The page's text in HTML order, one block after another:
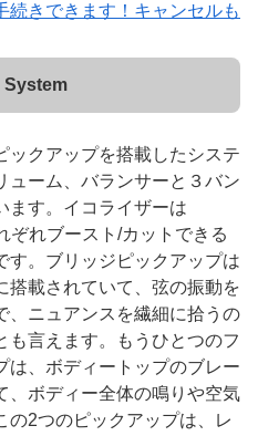
続きできます！キャンセルも
System
ックアップを搭載したシステ
ューム、バランサーと３バン
ます。イコライザーは
ぞれブースト/カットできる
す。ブリッジピックアップは
搭載されていて、弦の振動を
、ニュアンスを繊細に拾うの
も言えます。もうひとつのフ
は、ボディートップのブレー
、ボディー全体の鳴りや空気
の2つのピックアップは、レ